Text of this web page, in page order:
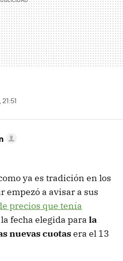
ya es tradición en los
empezó a avisar a sus
precios que tenía
fecha elegida para la
nuevas cuotasera el 13